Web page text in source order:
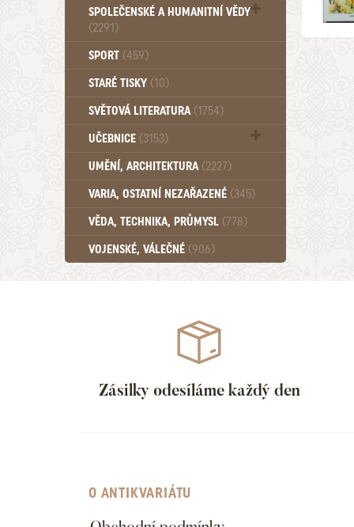
SPOLEČENSKÉ A HUMANITNÍ VĚDY
(2291)
Pedagogika (191)
Psychologie a osobní rozvoj (760)
SPORT (459)
STARÉ TISKY (10)
SVĚTOVÁ LITERATURA (1754)
UČEBNICE (3153)
Učebnice - Jazykové (1297)
Učebnice - VŠ (259)
Učebnice - ZŠ (556)
Učebnice - Ostatní (499)
UMĚNÍ, ARCHITEKTURA (2227)
VARIA, OSTATNÍ NEZAŘAZENÉ (345)
VĚDA, TECHNIKA, PRŮMYSL (778)
VOJENSKÉ, VÁLEČNÉ (906)
Zásilky odesíláme každý den
O ANTIKVARIÁTU